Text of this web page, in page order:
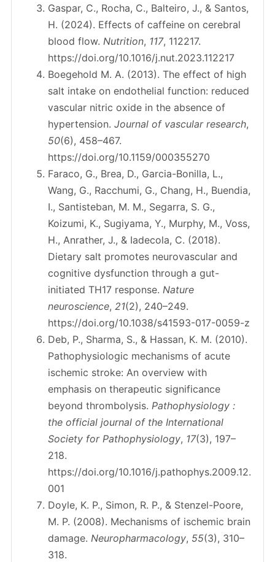
Gaspar, C., Rocha, C., Balteiro, J., & Santos,
H. (2024). Effects of caffeine on cerebral
blood flow. Nutrition, 117, 112217.
https://doi.org/10.1016/j.nut.2023.112217
Boegehold M. A. (2013). The effect of high
salt intake on endothelial function: reduced
vascular nitric oxide in the absence of
hypertension. Journal of vascular research,
50(6), 458–467.
https://doi.org/10.1159/000355270
Faraco, G., Brea, D., Garcia-Bonilla, L.,
Wang, G., Racchumi, G., Chang, H., Buendia,
I., Santisteban, M. M., Segarra, S. G.,
Koizumi, K., Sugiyama, Y., Murphy, M., Voss,
H., Anrather, J., & Iadecola, C. (2018).
Dietary salt promotes neurovascular and
cognitive dysfunction through a gut-
initiated TH17 response. Nature
neuroscience, 21(2), 240–249.
https://doi.org/10.1038/s41593-017-0059-z
Deb, P., Sharma, S., & Hassan, K. M. (2010).
Pathophysiologic mechanisms of acute
ischemic stroke: An overview with
emphasis on therapeutic significance
beyond thrombolysis. Pathophysiology :
the official journal of the International
Society for Pathophysiology, 17(3), 197–
218.
https://doi.org/10.1016/j.pathophys.2009.12.
001
Doyle, K. P., Simon, R. P., & Stenzel-Poore,
M. P. (2008). Mechanisms of ischemic brain
damage. Neuropharmacology, 55(3), 310–
318.